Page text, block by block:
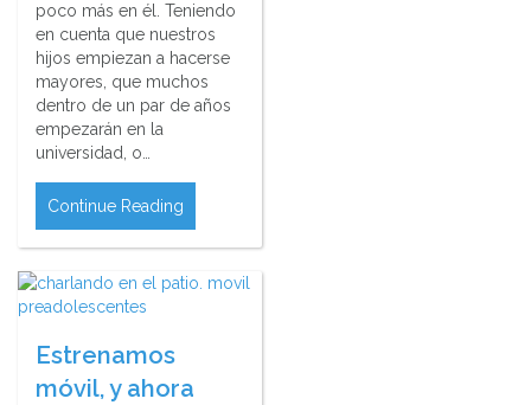
poco más en él. Teniendo
en cuenta que nuestros
hijos empiezan a hacerse
mayores, que muchos
dentro de un par de años
empezarán en la
universidad, o…
Continue Reading
Estrenamos
móvil, y ahora